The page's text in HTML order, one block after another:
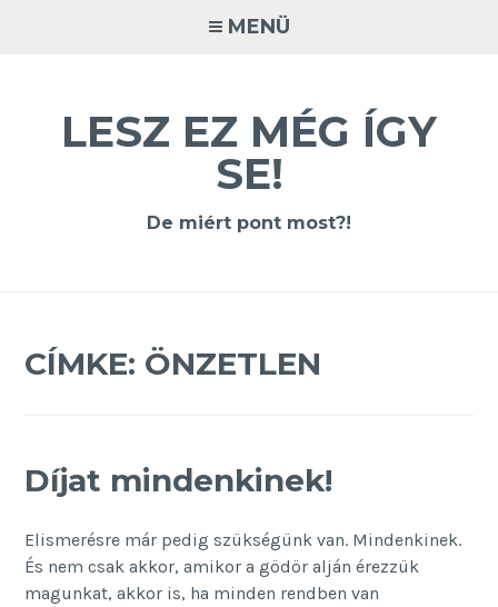
MENÜ
LESZ EZ MÉG ÍGY
SE!
De miért pont most?!
CÍMKE: ÖNZETLEN
Díjat mindenkinek!
Elismerésre már pedig szükségünk van. Mindenkinek.
És nem csak akkor, amikor a gödör alján érezzük
magunkat, akkor is, ha minden rendben van